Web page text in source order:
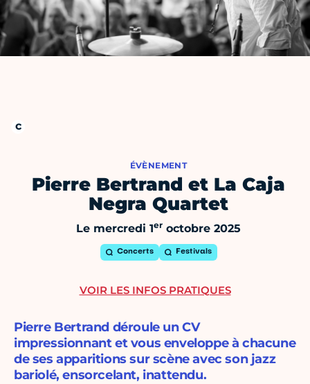
ÉVÈNEMENT
Pierre Bertrand et La Caja
Negra Quartet
Le mercredi 1er octobre 2025
Concerts Festivals
Pierre Bertrand déroule un CV
impressionnant et vous enveloppe à chacune
de ses apparitions sur scène avec son jazz
bariolé, ensorcelant, inattendu.
VOIR LES INFOS PRATIQUES